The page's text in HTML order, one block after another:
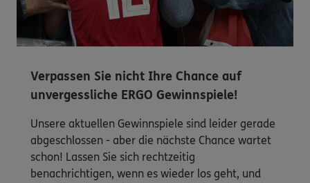
Verpassen Sie nicht Ihre Chance auf
unvergessliche ERGO Gewinnspiele!
Unsere aktuellen Gewinnspiele sind leider gerade
abgeschlossen - aber die nächste Chance wartet
schon! Lassen Sie sich rechtzeitig
benachrichtigen, wenn es wieder los geht, und